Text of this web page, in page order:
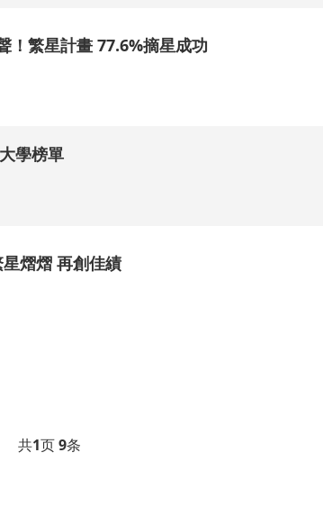
！繁星計畫 77.6%摘星成功
學榜單
熠熠 再創佳績
共1页9条